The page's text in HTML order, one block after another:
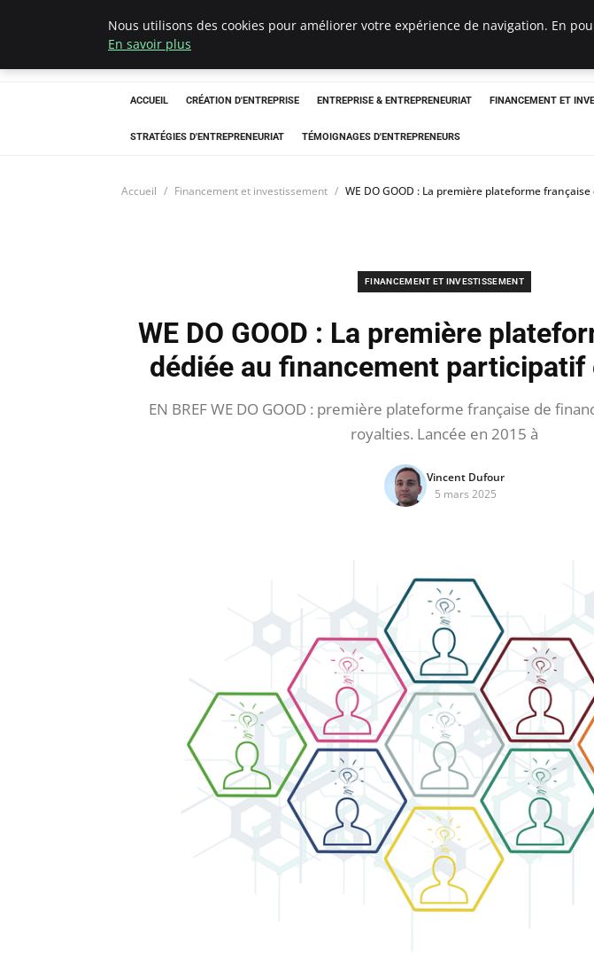
LECFCM
ACCUEIL CRÉATION D'ENTREPRISE ENTREPRISE & ENTREPRENEURIAT FINANCEMENT ET
STRATÉGIES D'ENTREPRENEURIAT TÉMOIGNAGES D'ENTREPRENEURS
Accueil Financement et investissement WE DO GOOD : La première plateforme
FINANCEMENT ET INVESTISSEMENT
WE DO GOOD : La première
dédiée au financement participatif
EN BREF WE DO GOOD : première plateforme française de
royalties. Lancée en 2015 à
Vincent Dufour
5 mars 2025
Nous utilisons des cookies pour améliorer votre expérience de navigation. En
En savoir plus